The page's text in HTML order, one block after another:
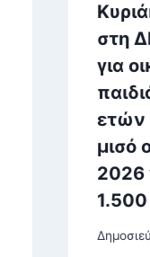
στη
για
ετών
μισό
2026
1.500